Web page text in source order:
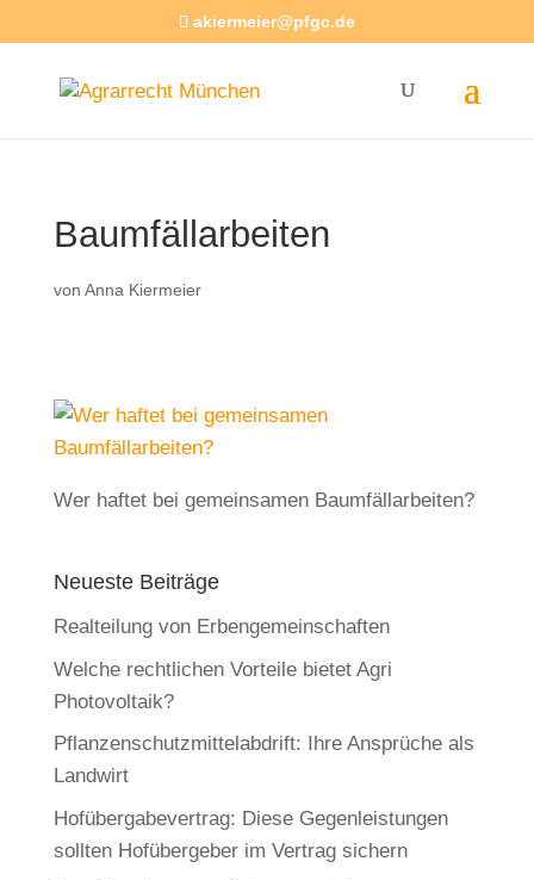
akiermeier@pfgc.de
Baumfällarbeiten
von Anna Kiermeier
Wer haftet bei gemeinsamen Baumfällarbeiten?
Neueste Beiträge
Realteilung von Erbengemeinschaften
Welche rechtlichen Vorteile bietet Agri
Photovoltaik?
Pflanzenschutzmittelabdrift: Ihre Ansprüche als
Landwirt
Hofübergabevertrag: Diese Gegenleistungen
sollten Hofübergeber im Vertrag sichern